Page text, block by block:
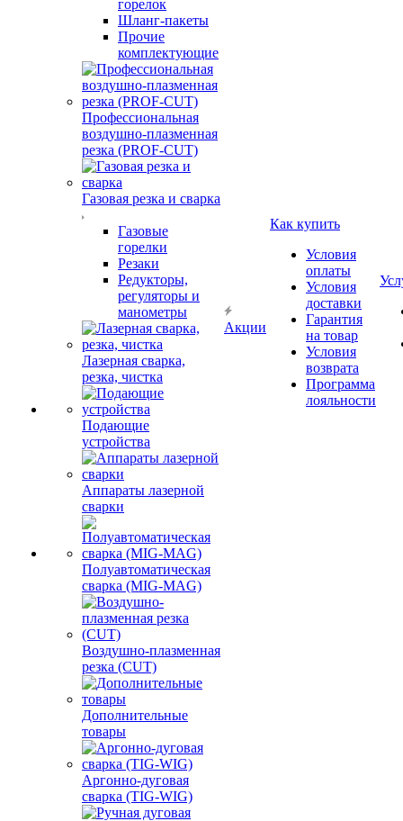
горелок
Шланг-пакеты
Прочие
комплектующие
Профессиональная
воздушно-плазменная
резка (PROF-CUT)
Газовая резка и сварка
Газовые
горелки
Резаки
Редукторы,
регуляторы и
манометры
Лазерная сварка,
резка, чистка
Подающие
устройства
Аппараты лазерной
сварки
Полуавтоматическая
сварка (MIG-MAG)
Воздушно-плазменная
резка (CUT)
Дополнительные
товары
Аргонно-дуговая
сварка (TIG-WIG)
Акции
Как купить
Условия
оплаты
Условия
доставки
Гарантия
на товар
Условия
возврата
Программа
лояльности